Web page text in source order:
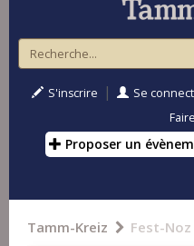
S'inscrire | Se
Proposer un
Tamm-Kreiz Fest-